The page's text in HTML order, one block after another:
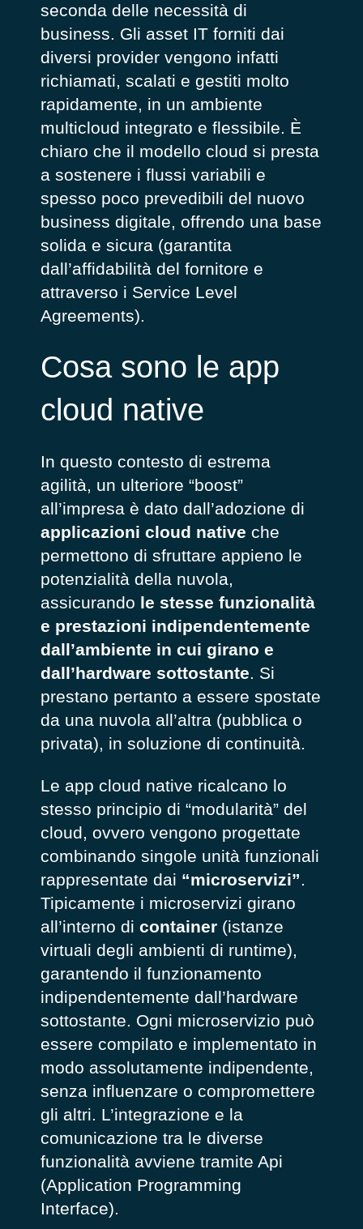
seconda delle necessità di
business. Gli asset IT forniti dai
diversi provider vengono infatti
richiamati, scalati e gestiti molto
rapidamente, in un ambiente
multicloud integrato e flessibile. È
chiaro che il modello cloud si presta
a sostenere i flussi variabili e
spesso poco prevedibili del nuovo
business digitale, offrendo una base
solida e sicura (garantita
dall’affidabilità del fornitore e
attraverso i Service Level
Agreements).
Cosa sono le app
cloud native
In questo contesto di estrema
agilità, un ulteriore “boost”
all’impresa è dato dall’adozione di
applicazioni cloud native che
permettono di sfruttare appieno le
potenzialità della nuvola,
assicurando le stesse funzionalità
e prestazioni indipendentemente
dall’ambiente in cui girano e
dall’hardware sottostante. Si
prestano pertanto a essere spostate
da una nuvola all’altra (pubblica o
privata), in soluzione di continuità.
Le app cloud native ricalcano lo
stesso principio di “modularità” del
cloud, ovvero vengono progettate
combinando singole unità funzionali
rappresentate dai “microservizi”
Tipicamente i microservizi girano
all’interno di container(istanze
virtuali degli ambienti di runtime),
garantendo il funzionamento
indipendentemente dall’hardware
sottostante. Ogni microservizio può
essere compilato e implementato in
modo assolutamente indipendente,
senza influenzare o compromettere
gli altri. L’integrazione e la
comunicazione tra le diverse
funzionalità avviene tramite Api
(Application Programming
Interface).